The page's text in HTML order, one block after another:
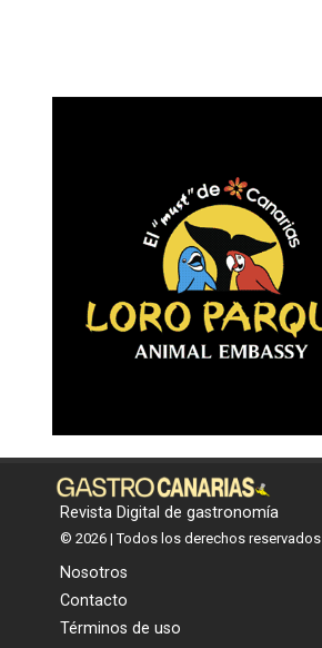
Revista Digital de gastronomía
© 2026 | Todos los derechos reservados
Nosotros
Contacto
Términos de uso